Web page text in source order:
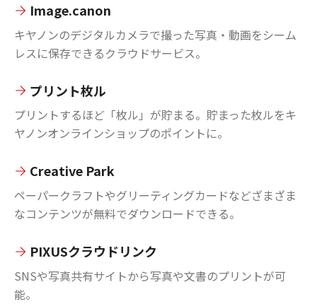
Image.canon
キヤノンのデジタルカメラで撮った写真・動画をシーム
レスに保存できるクラウドサービス。
プリント枚ル
プリントするほど「枚ル」が貯まる。貯まった枚ルをキ
ヤノンオンラインショップのポイントに。
Creative Park
ペーパークラフトやグリーティングカードなどざまざま
なコンテンツが無料でダウンロードできる。
PIXUSクラウドリンク
SNSや写真共有サイトから写真や文書のプリントが可
能。